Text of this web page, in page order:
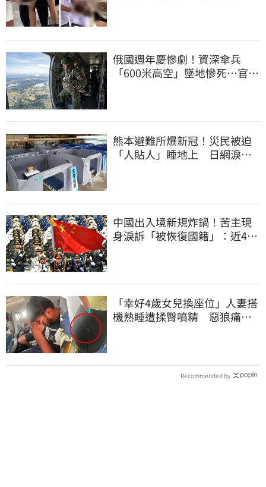
俄國週年慶慘劇！資深傘兵
「600米高空」墜地慘死…官方
熊本避難所爆新冠！災民被迫
「人貼人」睡地上 日網淚推
中國出入境新規炸鍋！苦主現
身淚訴「被恢復國籍」：近4億
「幸好4歲女兒換座位」人妻搭
機熟睡遭揉臀噴精 惡狼痛哭
Recommended by